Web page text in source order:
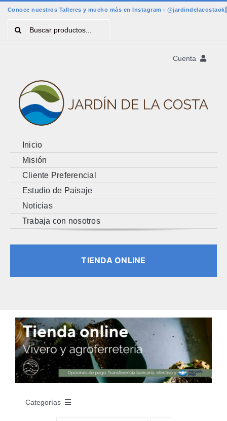
Saltar
contenido
Buscar:
Cuenta
Cart
Inicio
Misión
Cliente Preferencial
Estudio de Paisaje
Noticias
Trabaja con nosotros
TIENDA ONLINE
Categorías